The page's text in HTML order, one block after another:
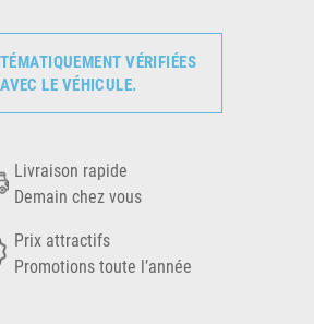
VÉRIFIÉES
LE VÉHICULE.
Livraison rapide
Demain chez vous
Prix attractifs
Promotions toute l’année